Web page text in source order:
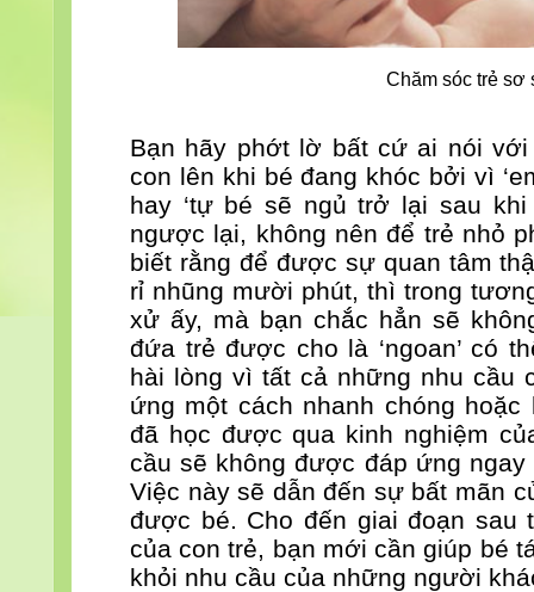
Chăm sóc trẻ sơ
Bạn hãy phớt lờ bất cứ ai nói với
con lên khi bé đang khóc bởi vì
hay ‘tự bé sẽ ngủ trở lại sau khi
ngược lại, không nên để trẻ nhỏ
biết rằng để được sự quan tâm
rỉ nhũng mười phút, thì trong
xử ấy, mà bạn chắc hẳn sẽ
đứa trẻ được cho là ‘ngoan’ có
hài lòng vì tất cả những nhu cầu
ứng một cách nhanh chóng
đã học được qua kinh nghiệm
cầu sẽ không được đáp ứng
Việc này sẽ dẫn đến sự bất mãn
được bé. Cho đến giai đoạn sau
của con trẻ, bạn mới cần giúp bé
khỏi nhu cầu của những người